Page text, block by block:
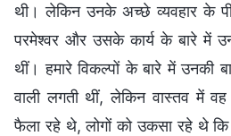
थी। लेकिन उनके अच्छे व्यवहार के
परमेश्वर और उसके कार्य के बारे में
थीं। हमारे विकल्पों के बारे में उनकी
वाली लगती थीं, लेकिन वास्तव में
फैला रहे थे, लोगों को उकसा रहे थे